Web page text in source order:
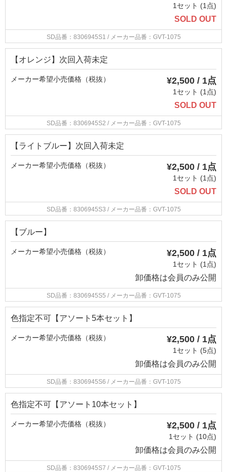
1セット (1点)
SOLD OUT
SD品番：8306945S1 / メーカー品番：GVT-1075
【オレンジ】次回入荷未定
メーカー希望小売価格（税抜） ¥2,500 / 1点
1セット (1点)
SOLD OUT
SD品番：8306945S2 / メーカー品番：GVT-1075
【ライトブルー】次回入荷未定
メーカー希望小売価格（税抜） ¥2,500 / 1点
1セット (1点)
SOLD OUT
SD品番：8306945S3 / メーカー品番：GVT-1075
【ブルー】
メーカー希望小売価格（税抜） ¥2,500 / 1点
1セット (1点)
卸価格は会員のみ公開
SD品番：8306945S5 / メーカー品番：GVT-1075
色指定不可【アソート5本セット】
メーカー希望小売価格（税抜） ¥2,500 / 1点
1セット (5点)
卸価格は会員のみ公開
SD品番：8306945S6 / メーカー品番：GVT-1075
色指定不可【アソート10本セット】
メーカー希望小売価格（税抜） ¥2,500 / 1点
1セット (10点)
卸価格は会員のみ公開
SD品番：8306945S7 / メーカー品番：GVT-1075